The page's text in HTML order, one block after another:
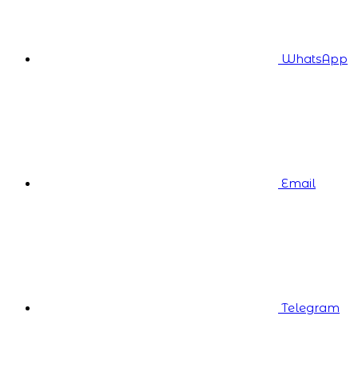
WhatsApp
Email
Telegram